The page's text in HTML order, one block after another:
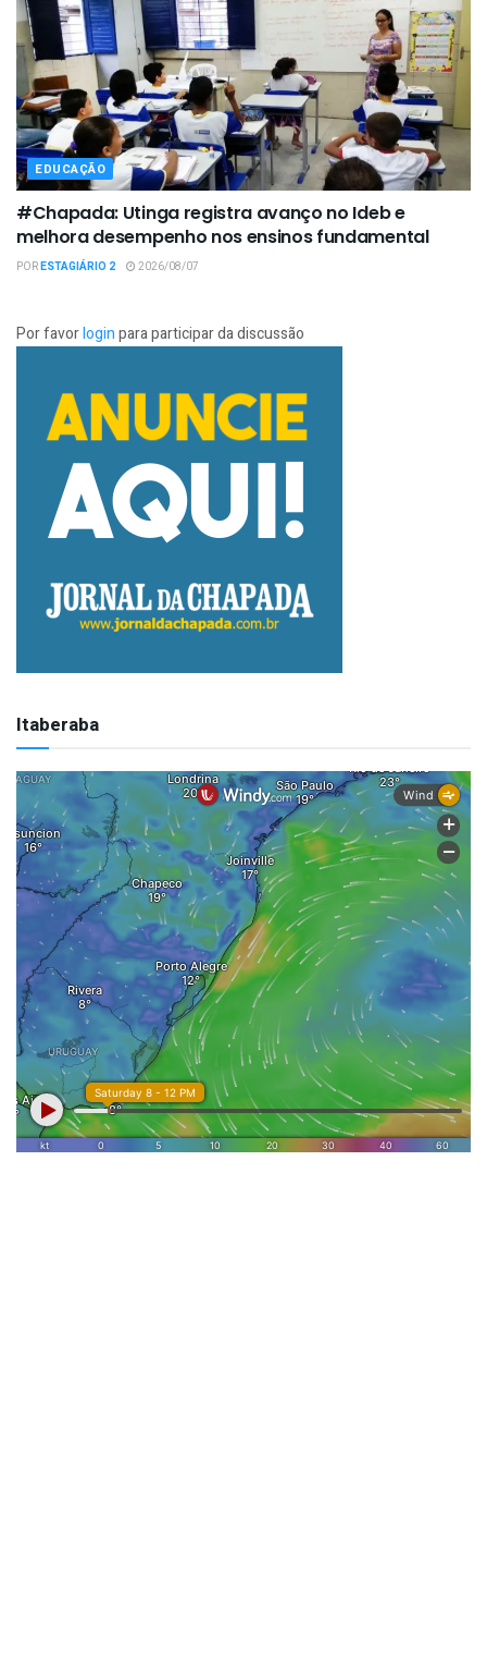
EDUCAÇÃO
#Chapada: Utinga registra avanço no Ideb e
melhora desempenho nos ensinos fundamental
PORESTAGIÁRIO 2 2026/08/07
Por favorloginpara participar da discussão
Itaberaba